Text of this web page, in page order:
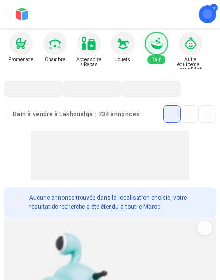
Promenade Chambre
Accessoire
s Repas
Jouets Bain
Autre
équipement
pour Bébé
Bain à vendre à Lakhoualqa : 734 annonces
Aucune annonce trouvée dans la localisation choisie, votre
résultat de recherche a été étendu à tout le Maroc.